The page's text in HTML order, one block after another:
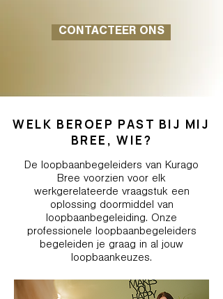
CONTACTEER ONS
WELK BEROEP PAST BIJ MIJ
BREE, WIE?
De loopbaanbegeleiders van Kurago
Bree voorzien voor elk
werkgerelateerde vraagstuk een
oplossing doormiddel van
loopbaanbegeleiding. Onze
professionele loopbaanbegeleiders
begeleiden je graag in al jouw
loopbaankeuzes.